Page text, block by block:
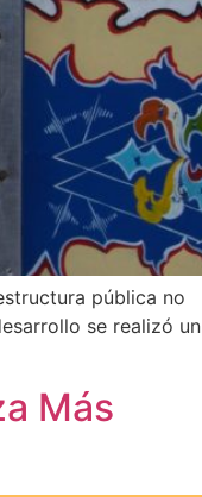
pública no
se realizó un
Más